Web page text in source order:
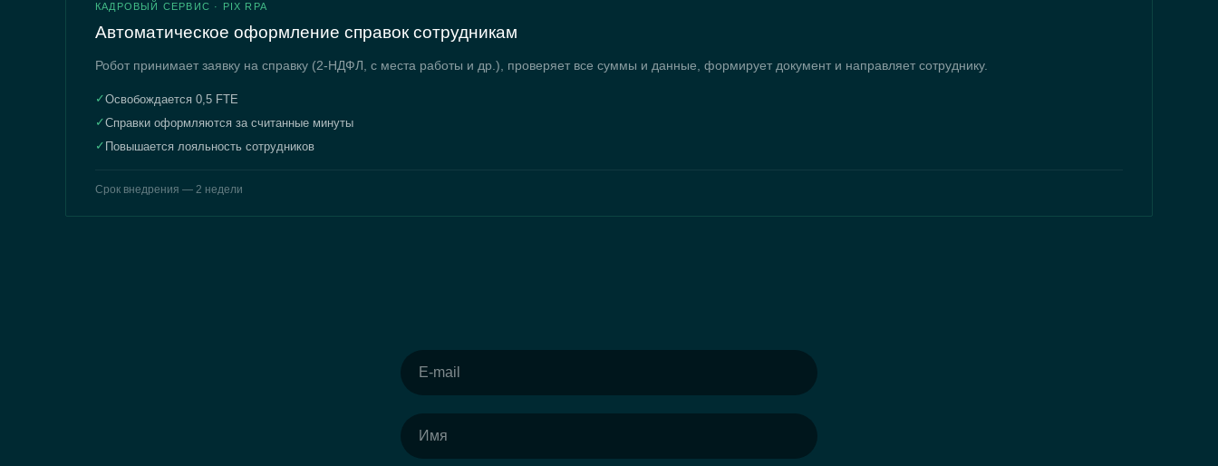
КАДРОВЫЙ СЕРВИС · PIX RPA
Автоматическое оформление справок сотрудникам
Робот принимает заявку на справку (2-НДФЛ, с места работы и др.), проверяет все суммы и данные, формирует документ и направляет сотруднику.
✓Освобождается 0,5 FTE
✓Справки оформляются за считанные минуты
✓ Повышается лояльность сотрудников
Срок внедрения — 2 недели